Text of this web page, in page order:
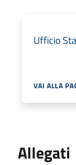
Ufficio
VAI ALLA
Allegati